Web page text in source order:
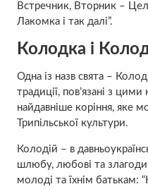
Встречник, Вторник –
Лакомка і так далі”.
Колодка і
Одна із назв свята –
традиції, пов’язані з
найдавніше коріння, яке
Трипільської культури.
Колодій – в
шлюбу, любові та
молоді та їхнім батькам: